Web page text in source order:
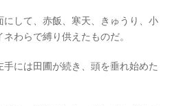
して、赤飯、寒天、きゅうり、小
わらで縛り供えたものだ。
には田圃が続き、頭を垂れ始めた